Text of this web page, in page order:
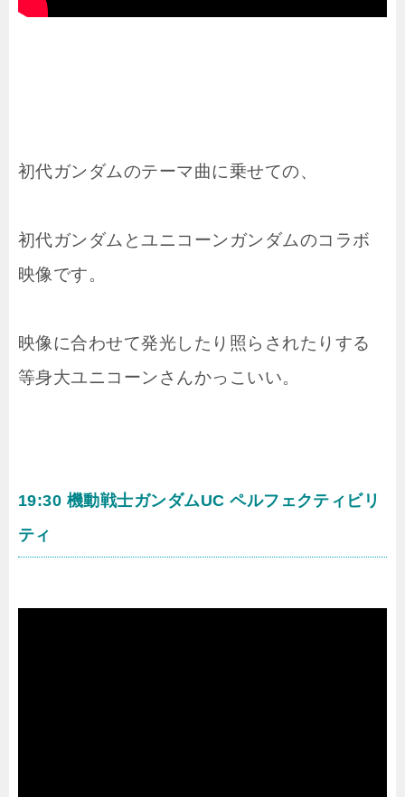
初代ガンダムのテーマ曲に乗せての、
初代ガンダムとユニコーンガンダムのコラボ
映像です。
映像に合わせて発光したり照らされたりする
等身大ユニコーンさんかっこいい。
19:30 機動戦士ガンダムUC ペルフェクティビリ
ティ